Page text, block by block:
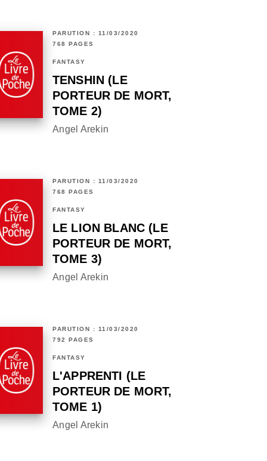
PARUTION : 11/03/2020
768 PAGES
FANTASY
TENSHIN (LE
PORTEUR DE MORT,
TOME 2)
Angel Arekin
PARUTION : 11/03/2020
768 PAGES
FANTASY
LE LION BLANC (LE
PORTEUR DE MORT,
TOME 3)
Angel Arekin
PARUTION : 11/03/2020
792 PAGES
FANTASY
L'APPRENTI (LE
PORTEUR DE MORT,
TOME 1)
Angel Arekin